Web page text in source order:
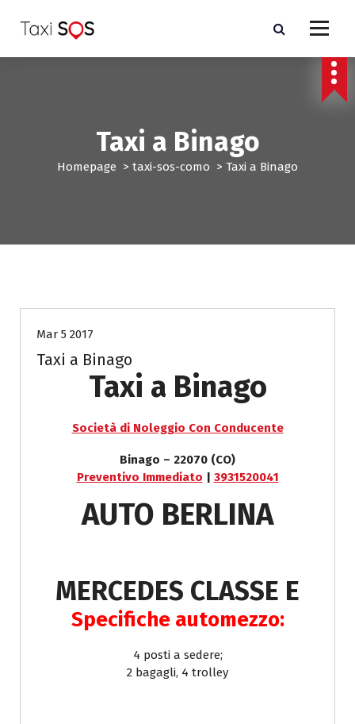
a
Taxi a Binago
Homepage > taxi-sos-como > Taxi a Binago
Mar 5 2017
Taxi a Binago
Taxi a Binago
Società di Noleggio Con Conducente
Binago – 22070 (CO)
Preventivo Immediato | 3931520041
AUTO BERLINA
MERCEDES CLASSE E
Specifiche automezzo:
4 posti a sedere;
2 bagagli, 4 trolley